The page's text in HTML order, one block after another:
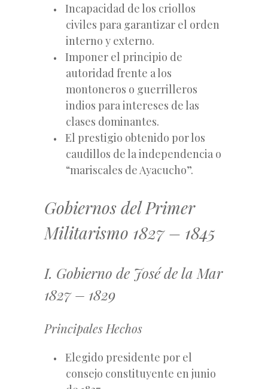
Incapacidad de los criollos
civiles para garantizar el orden
interno y externo.
Imponer el principio de
autoridad frente a los
montoneros o guerrilleros
indios para intereses de las
clases dominantes.
El prestigio obtenido por los
caudillos de la independencia o
“mariscales de Ayacucho”.
Gobiernos del Primer
Militarismo 1827 – 1845
I. Gobierno de José de la Mar
1827 – 1829
Principales Hechos
Elegido presidente por el
consejo constituyente en junio